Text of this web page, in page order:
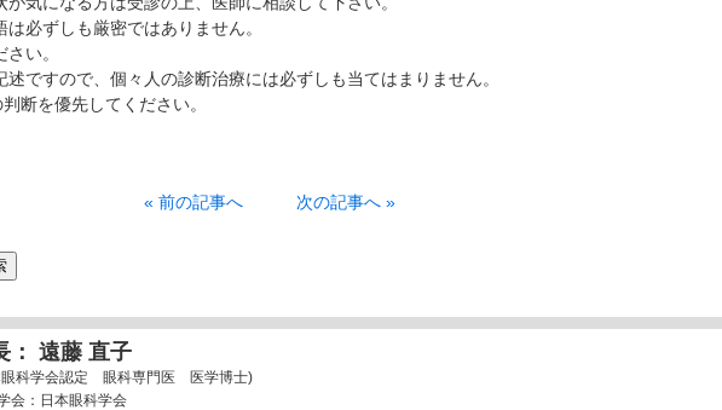
必ずしも厳密ではありません。
い。
ですので、個々人の診断治療には必ずしも当てはまりません。
断を優先してください。
« 前の記事へ 次の記事へ »
： 遠藤 直子
眼科学会認定 眼科専門医 医学博士)
会：日本眼科学会